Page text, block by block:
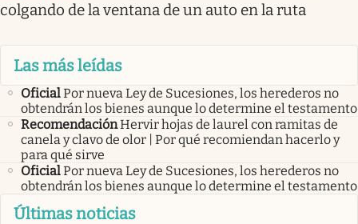
colgando de la ventana de un auto en la ruta
Las más leídas
OficialPor nueva Ley de Sucesiones, los herederos no
obtendrán los bienes aunque lo determine el testamento
RecomendaciónHervir hojas de laurel con ramitas de
canela y clavo de olor | Por qué recomiendan hacerlo y
para qué sirve
OficialPor nueva Ley de Sucesiones, los herederos no
obtendrán los bienes aunque lo determine el testamento
Últimas noticias